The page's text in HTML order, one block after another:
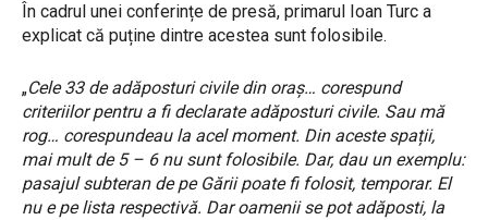
În cadrul unei conferințe de presă, primarul Ioan Turc a
explicat că puține dintre acestea sunt folosibile.
„Cele 33 de adăposturi civile din oraș… corespund
criteriilor pentru a fi declarate adăposturi civile. Sau mă
rog… corespundeau la acel moment. Din aceste spații,
mai mult de 5 – 6 nu sunt folosibile. Dar, dau un exemplu:
pasajul subteran de pe Gării poate fi folosit, temporar. El
nu e pe lista respectivă. Dar oamenii se pot adăposti, la